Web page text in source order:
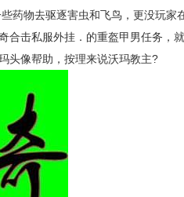
药物去驱逐害虫和飞鸟，更没玩
合击私服外挂．的重盔甲男任务，
头像帮助，按理来说沃玛教主?